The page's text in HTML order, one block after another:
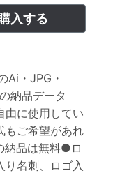
入する
Ai・JPG・
納品データ
由に使用してい
もご希望があれ
納品は無料●ロ
り名刺、ロゴ入